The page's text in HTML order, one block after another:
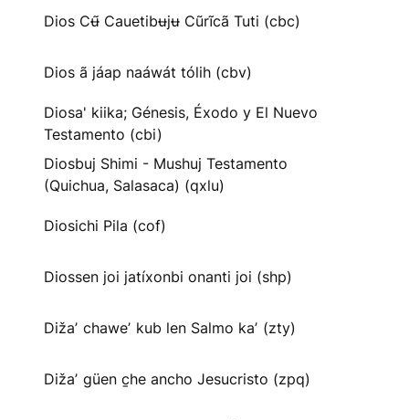
Dios Cʉ̃ Cauetibʉjʉ Cũrĩcã Tuti (cbc)
Dios ã jáap naáwát tólih (cbv)
Diosa' kiika; Génesis, Éxodo y El Nuevo
Testamento (cbi)
Diosbuj Shimi - Mushuj Testamento
(Quichua, Salasaca) (qxlu)
Diosichi Pila (cof)
Diossen joi jatíxonbi onanti joi (shp)
Dižaʼ chaweʼ kub len Salmo kaʼ (zty)
Dižaʼ güen c̱he ancho Jesucristo (zpq)